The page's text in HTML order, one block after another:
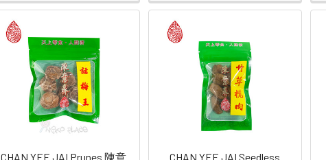
CHAN YEE JAI Prunes 陳意
CHAN YEE JAI Seedless